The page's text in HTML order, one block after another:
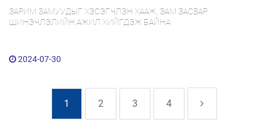
ЗАРИМ ЗАМУУДЫГ ХЭСЭГЧЛЭН ХААЖ, ЗАМ ЗАСВАР
ШИНЭЧЛЭЛИЙН АЖИЛ ХИЙГДЭЖ БАЙНА
2024-07-30
1 2 3 4